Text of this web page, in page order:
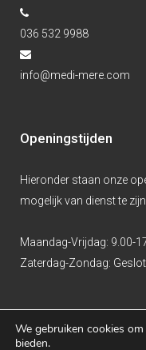
036 532 9988
info@medi-mere.com
Openingstijden
Hieronder staan onze
mogelijk van dienst te zijn.
Maandag-Vrijdag: 9.00-
Zaterdag-Zondag:
We gebruiken cookies
bieden.